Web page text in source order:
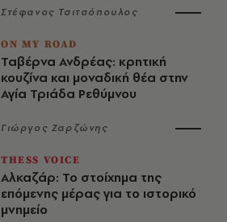
Στέφανος Τσιτσόπουλος
ON MY ROAD
Ταβέρνα Ανδρέας: κρητική
κουζίνα και μοναδική θέα στην
Αγία Τριάδα Ρεθύμνου
Γιώργος Ζαρζώνης
THESS VOICE
Αλκαζάρ: Το στοίχημα της
επόμενης μέρας για το ιστορικό
μνημείο